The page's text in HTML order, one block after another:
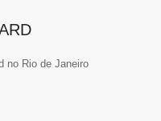
no Rio de Janeiro